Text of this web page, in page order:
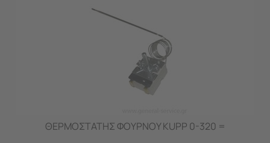
ΘΕΡΜΟΣΤΑΤΗΣ ΦΟΥΡΝΟΥ KUPP 0-320 =